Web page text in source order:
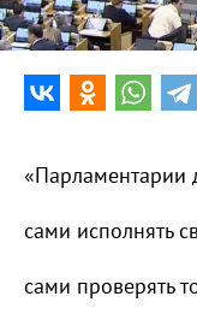
0:00
«Парламентарии
сами исполнять
сами проверять